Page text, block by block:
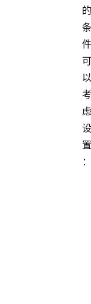
的
条
件
可
以
考
虑
设
置
：